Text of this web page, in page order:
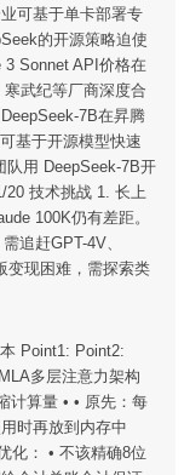
可基于单卡部署专
的开源策略迫使
3 Sonnet API价格在
武纪等厂商深度合
7B在昇腾
基于开源模型快速
队用 DeepSeek-7B开
20 技术挑战 1. 长上
100K仍有差距。
追赶GPT-4V、
变现困难，需探索类
Point1: Point2:
多层注意力架构
计算量 • • 原先：每
时再放到内存中
化： • 不该精确8位